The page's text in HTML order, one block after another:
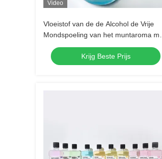
Video
Vloeistof van de de Alcohol de Vrije
Mondspoeling van het muntaroma met
Sachetzak 10ml
Krijg Beste Prijs